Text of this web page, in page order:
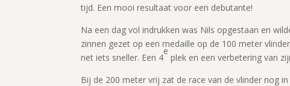
tijd. Een mooi resultaat voor een debutante!
Na een dag vol indrukken was Nils opgestaan en
zinnen gezet op een medaille op de 100 meter
net iets sneller. Een 4
e
plek en een verbetering van
Bij de 200 meter vrij zat de race van de vlinder nog